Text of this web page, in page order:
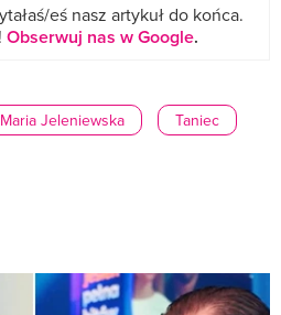
eś nasz artykuł do końca.
Obserwuj nas w Google.
Maria Jeleniewska
Taniec